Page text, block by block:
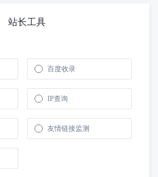
站长工具
百度收录
IP查询
友情链接监测